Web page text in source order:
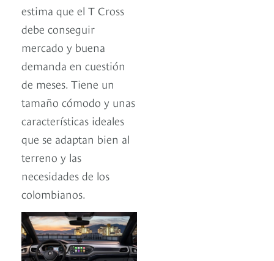
estima que el T Cross
debe conseguir
mercado y buena
demanda en cuestión
de meses. Tiene un
tamaño cómodo y unas
características ideales
que se adaptan bien al
terreno y las
necesidades de los
colombianos.